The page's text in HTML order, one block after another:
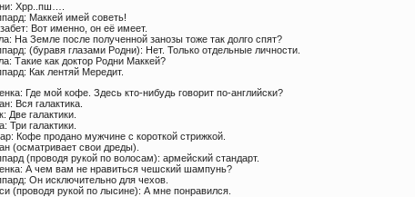
Хрр..пш….
Маккей имей советь!
Вот именно, он её имеет.
На Земле после полученной занозы тоже так долго спят?
(буравя глазами Родни): Нет. Только отдельные личности.
Такие как доктор Родни Маккей?
Как лентяй Мередит.
Где мой кофе. Здесь кто-нибудь говорит по-английски?
Вся галактика.
Две галактики.
Три галактики.
Кофе продано мужчине с короткой стрижкой.
(осматривает свои дреды).
(проводя рукой по волосам): армейский стандарт.
А чем вам не нравиться чешский шампунь?
Он исключительно для чехов.
(проводя рукой по лысине): А мне понравился.